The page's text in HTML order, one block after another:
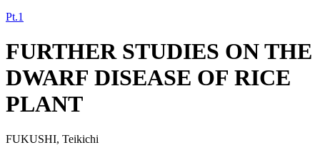
Pt.1
FURTHER STUDIES ON THE
DWARF DISEASE OF RICE
PLANT
FUKUSHI, Teikichi